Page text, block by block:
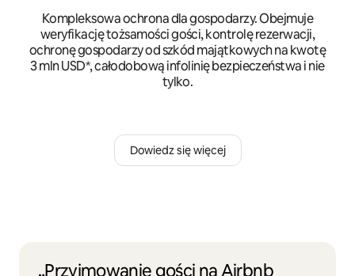
Kompleksowa ochrona dla gospodarzy. Obejmuje
weryfikację tożsamości gości, kontrolę rezerwacji,
ochronę gospodarzy od szkód majątkowych na kwotę
3 mln USD*, całodobową infolinię bezpieczeństwa i nie
tylko.
Dowiedz się więcej
„Przyjmowanie gości na Airbnb